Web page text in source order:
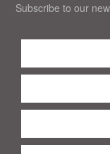
Subscribe to our